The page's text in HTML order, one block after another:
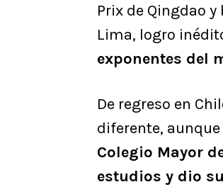
Prix de Qingdao
Lima, logro
exponentes del
De regreso en
diferente,
Colegio Mayor
estudios y dio